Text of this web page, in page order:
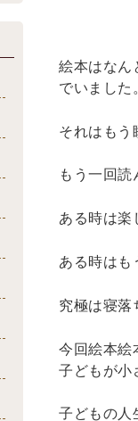
絵本はなん
でいました
それはもう
もう一回読
ある時は楽
ある時はも
究極は寝落
今回絵本絵
子どもが小
子どもの人